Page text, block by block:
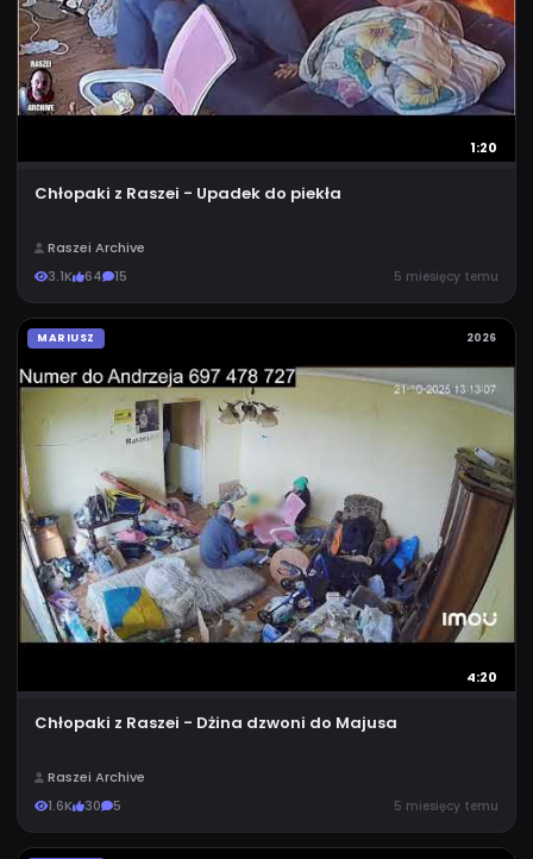
1:20
Chłopaki z Raszei - Upadek do piekła
Raszei Archive
3.1K
64 15 5 miesięcy temu
4:20
MARIUSZ 2026
Chłopaki z Raszei - Dżina dzwoni do Majusa
Raszei Archive
1.6K
30 5 5 miesięcy temu